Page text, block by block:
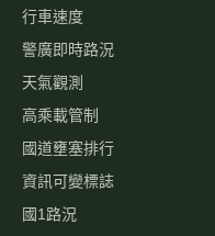
行車速度
警廣即時路況
天氣觀測
高乘載管制
國道壅塞排行
資訊可變標誌
國1路況